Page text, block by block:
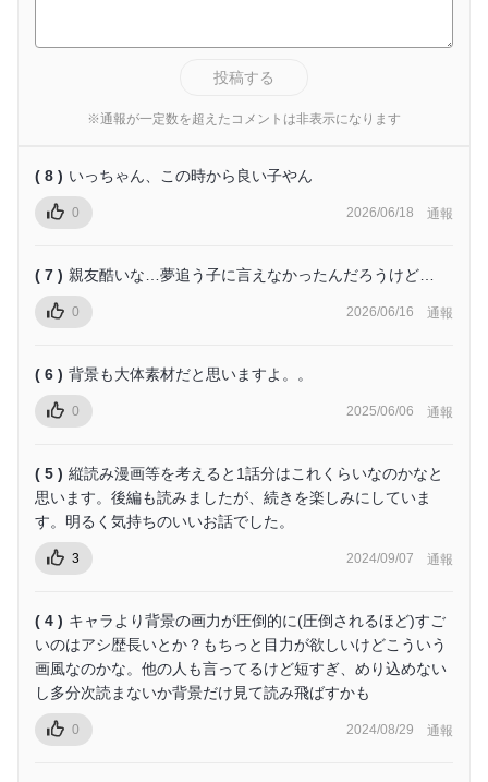
投稿する
※通報が一定数を超えたコメントは非表示になります
( 8 ) いっちゃん、この時から良い子やん
0 2026/06/18 通報
( 7 ) 親友酷いな…夢追う子に言えなかったんだろうけど…
0 2026/06/16 通報
( 6 ) 背景も大体素材だと思いますよ。。
0 2025/06/06 通報
( 5 ) 縦読み漫画等を考えると1話分はこれくらいなのかなと
思います。後編も読みましたが、続きを楽しみにしていま
す。明るく気持ちのいいお話でした。
3 2024/09/07 通報
( 4 ) キャラより背景の画力が圧倒的に(圧倒されるほど)すご
いのはアシ歴長いとか？もちっと目力が欲しいけどこういう
画風なのかな。他の人も言ってるけど短すぎ、めり込めない
し多分次読まないか背景だけ見て読み飛ばすかも
0 2024/08/29 通報